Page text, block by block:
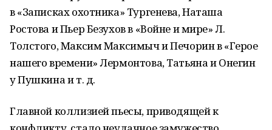
в «Записках охотника» Тургенева, Наташа
Ростова и Пьер Безухов в «Войне и мире» Л.
Толстого, Максим Максимыч и Печорин в «Герое
нашего времени» Лермонтова, Татьяна и Онегин
у Пушкина и т. д.
Главной коллизией пьесы, приводящей к